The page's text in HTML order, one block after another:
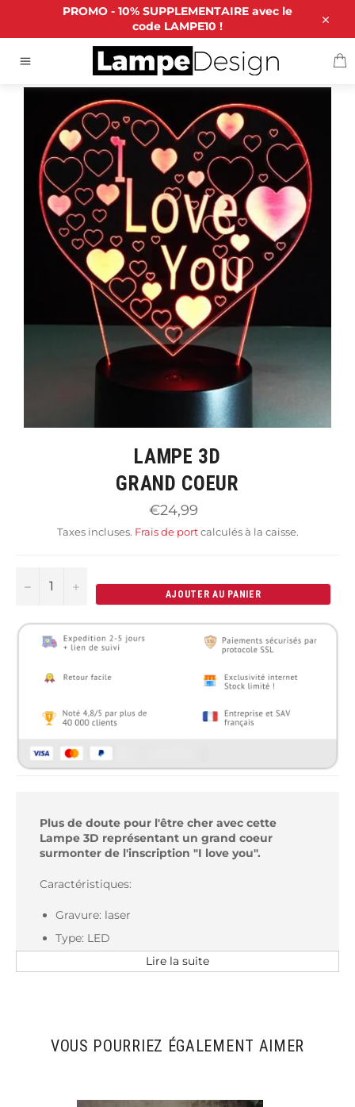
contenu
PROMO - 10% SUPPLEMENTAIRE avec le
code LAMPE10 !
ACCUEIL LAMPE 3D GRAND COEUR
LAMPE 3D
GRAND COEUR
Prix
régulier
€24,99
Taxes incluses. Frais de portcalculés à la caisse.
− +
AJOUTER AU PANIER
Plus de doute pour l'être cher avec cette
Lampe 3D représentant un grand coeur
surmonter de l'inscription "I love you".
Caractéristiques:
Gravure: laser
Type: LED
Lire la suite
VOUS POURRIEZ ÉGALEMENT AIMER